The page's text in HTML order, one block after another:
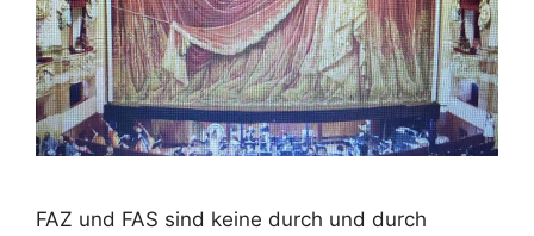
FAZ und FAS sind keine durch und durch